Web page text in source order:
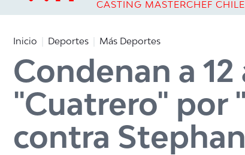
CASTING MASTERCHEF CHILE
Inicio Deportes Más Deportes
Condenan a
"Cuatrero" por
contra